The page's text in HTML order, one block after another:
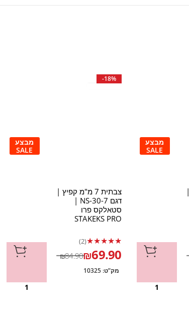
מבצע
SALE
-18%
מבצע
SALE
צבתית 7 מ"מ קפיץ |
דגם NS-30-7 |
סטאלקס פרו
STAKEKS PRO
★
★
★
★
★
(2)
₪84.90₪69.90
מק”ט:10325